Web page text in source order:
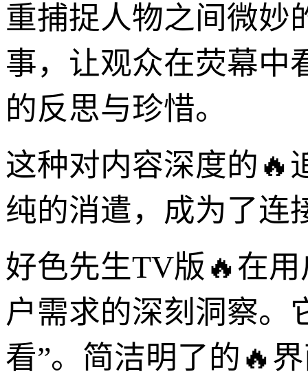
重捕捉人物之间微妙
事，让观众在荧幕中
的反思与珍惜。
这种对内容深度的🔥
纯的消遣，成为了连
好色先生TV版🔥在
户需求的深刻洞察。
看”。简洁明了的🔥